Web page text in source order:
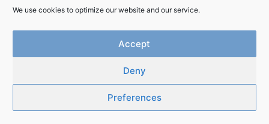
We use cookies to optimize our website and our service.
Accept
Deny
Preferences
Innerwork.online | Copyright 2025
Impressum